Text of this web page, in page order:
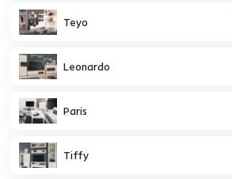
Teyo
Leonardo
Paris
Tiffy